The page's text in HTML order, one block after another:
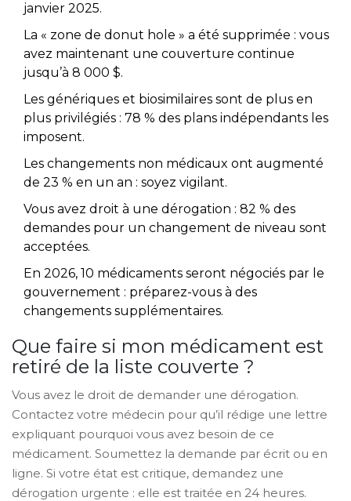
janvier 2025.
La « zone de donut hole » a été supprimée : vous
avez maintenant une couverture continue
jusqu’à 8 000 $.
Les génériques et biosimilaires sont de plus en
plus privilégiés : 78 % des plans indépendants les
imposent.
Les changements non médicaux ont augmenté
de 23 % en un an : soyez vigilant.
Vous avez droit à une dérogation : 82 % des
demandes pour un changement de niveau sont
acceptées.
En 2026, 10 médicaments seront négociés par le
gouvernement : préparez-vous à des
changements supplémentaires.
Que faire si mon médicament est
retiré de la liste couverte ?
Vous avez le droit de demander une dérogation.
Contactez votre médecin pour qu’il rédige une lettre
expliquant pourquoi vous avez besoin de ce
médicament. Soumettez la demande par écrit ou en
ligne. Si votre état est critique, demandez une
dérogation urgente : elle est traitée en 24 heures.